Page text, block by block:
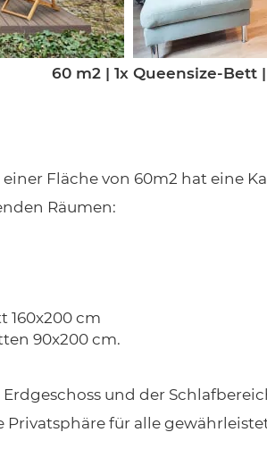
60 m2 | 1x Queensize-Bett |
Fläche von 60m2 hat eine
Räumen:
160x200 cm
90x200 cm.
und der
Privatsphäre für alle